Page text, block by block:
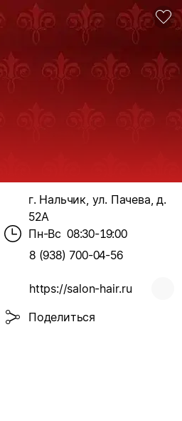
г. Нальчик, ул. Пачева, д.
52А
Пн-Вс 08:30-19:00
8 (938) 700-04-56
https://salon-hair.ru
Поделиться